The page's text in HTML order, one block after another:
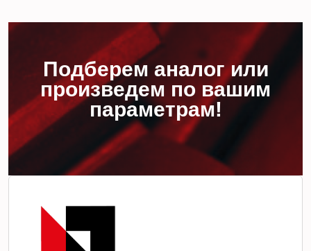
Подберем аналог или
произведем по вашим
параметрам!